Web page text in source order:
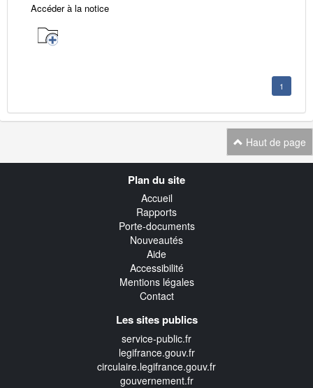
Accéder à la notice
1
Haut de page
Plan du site
Accueil
Rapports
Porte-documents
Nouveautés
Aide
Accessibilité
Mentions légales
Contact
Les sites publics
service-public.fr
legifrance.gouv.fr
circulaire.legifrance.gouv.fr
gouvernement.fr